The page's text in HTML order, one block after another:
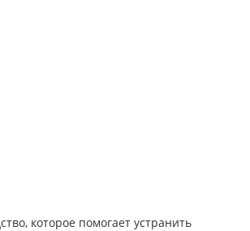
которое помогает устранить